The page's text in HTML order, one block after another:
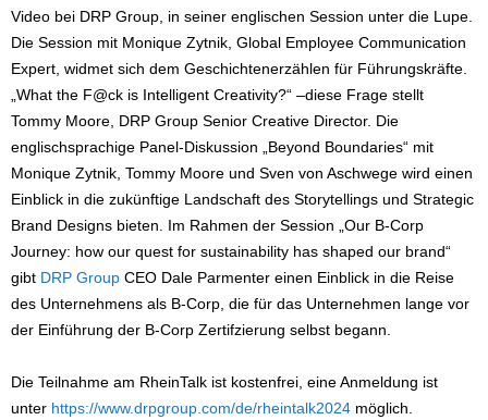
Video bei DRP Group, in seiner englischen Session unter die Lupe.
Die Session mit Monique Zytnik, Global Employee Communication
Expert, widmet sich dem Geschichtenerzählen für Führungskräfte.
„What the F@ck is Intelligent Creativity?“ –diese Frage stellt
Tommy Moore, DRP Group Senior Creative Director. Die
englischsprachige Panel-Diskussion „Beyond Boundaries“ mit
Monique Zytnik, Tommy Moore und Sven von Aschwege wird einen
Einblick in die zukünftige Landschaft des Storytellings und Strategic
Brand Designs bieten. Im Rahmen der Session „Our B-Corp
Journey: how our quest for sustainability has shaped our brand“
gibt DRP Group CEO Dale Parmenter einen Einblick in die Reise
des Unternehmens als B-Corp, die für das Unternehmen lange vor
der Einführung der B-Corp Zertifzierung selbst begann.
Die Teilnahme am RheinTalk ist kostenfrei, eine Anmeldung ist
unter https://www.drpgroup.com/de/rheintalk2024 möglich.